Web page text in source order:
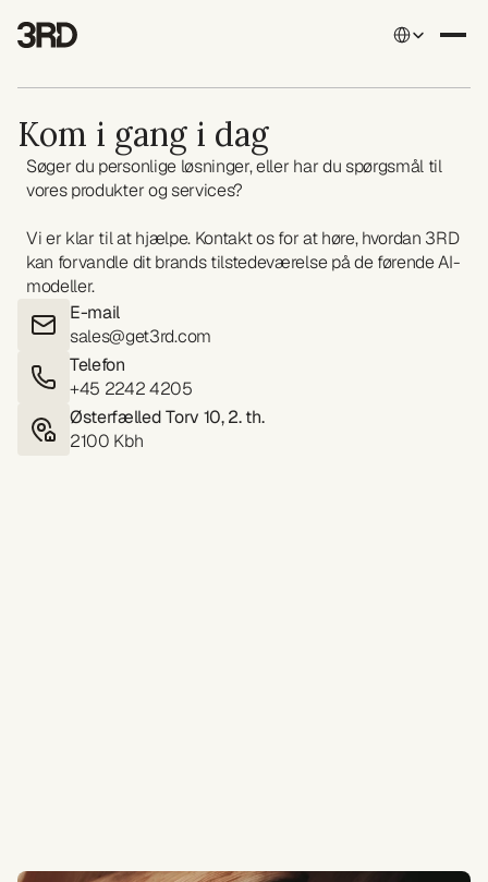
Select Language
Kom i gang i dag
Søger du personlige løsninger, eller har du spørgsmål til
vores produkter og services?
Vi er klar til at hjælpe. Kontakt os for at høre, hvordan 3RD
kan forvandle dit brands tilstedeværelse på de førende AI-
modeller.
E-mail
sales@get3rd.com
Telefon
+45 2242 4205
Østerfælled Torv 10, 2. th.
2100 Kbh